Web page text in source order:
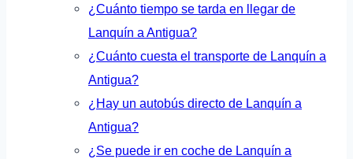
¿Cuánto tiempo se tarda en llegar de
Lanquín a Antigua?
¿Cuánto cuesta el transporte de Lanquín a
Antigua?
¿Hay un autobús directo de Lanquín a
Antigua?
¿Se puede ir en coche de Lanquín a